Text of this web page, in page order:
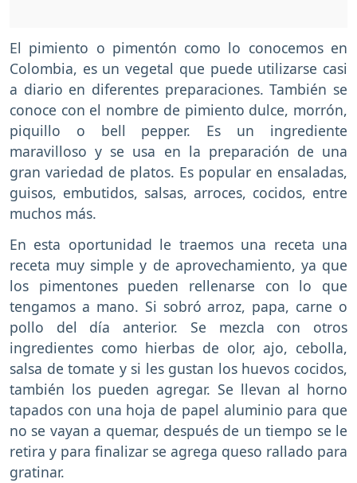
El pimiento o pimentón como lo conocemos en
Colombia, es un vegetal que puede utilizarse casi
a diario en diferentes preparaciones. También se
conoce con el nombre de pimiento dulce, morrón,
piquillo o bell pepper. Es un ingrediente
maravilloso y se usa en la preparación de una
gran variedad de platos. Es popular en ensaladas,
guisos, embutidos, salsas, arroces, cocidos, entre
muchos más.
En esta oportunidad le traemos una receta una
receta muy simple y de aprovechamiento, ya que
los pimentones pueden rellenarse con lo que
tengamos a mano. Si sobró arroz, papa, carne o
pollo del día anterior. Se mezcla con otros
ingredientes como hierbas de olor, ajo, cebolla,
salsa de tomate y si les gustan los huevos cocidos,
también los pueden agregar. Se llevan al horno
tapados con una hoja de papel aluminio para que
no se vayan a quemar, después de un tiempo se le
retira y para finalizar se agrega queso rallado para
gratinar.